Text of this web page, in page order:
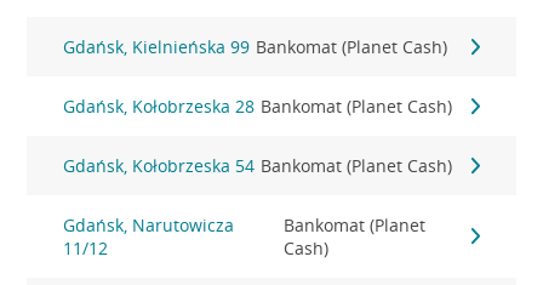
Gdańsk, Kielnieńska 99 Bankomat (Planet Cash)
Gdańsk, Kołobrzeska 28 Bankomat (Planet Cash)
Gdańsk, Kołobrzeska 54 Bankomat (Planet Cash)
Gdańsk, Narutowicza
11/12
Bankomat (Planet
Cash)